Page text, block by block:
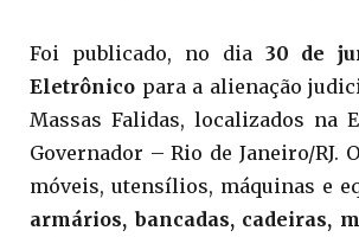
Foi publicado, no dia 30 de
Eletrônicopara a alienação
Massas Falidas, localizados na
Governador – Rio de Janeiro/RJ.
móveis, utensílios, máquinas e
armários, bancadas, cadeiras,